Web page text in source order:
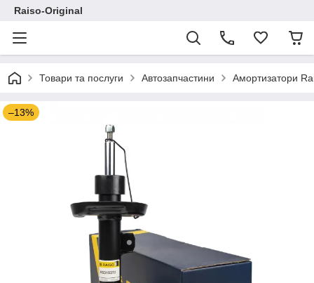
Raiso-Original
Товари та послуги Автозапчастини Амортизатори
–13%